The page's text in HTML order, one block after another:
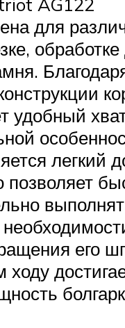
для
удобный
легкий
позволяет
его
ходу